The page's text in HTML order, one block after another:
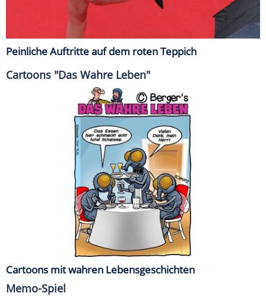
Peinliche Auftritte auf dem roten Teppich
Cartoons "Das Wahre Leben"
Cartoons mit wahren Lebensgeschichten
Memo-Spiel